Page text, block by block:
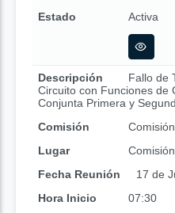
Estado
Activa
Descripción
Fallo de
Circuito con Funciones de
Conjunta Primera y
Comisión
Lugar
Fecha Reunión
17 de
Hora Inicio
07:30